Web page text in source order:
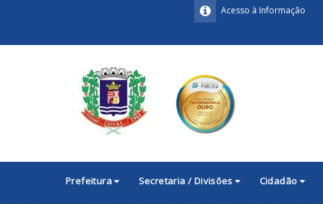
Acesso à Informação
Prefeitura Secretaria / Divisões Cidadão